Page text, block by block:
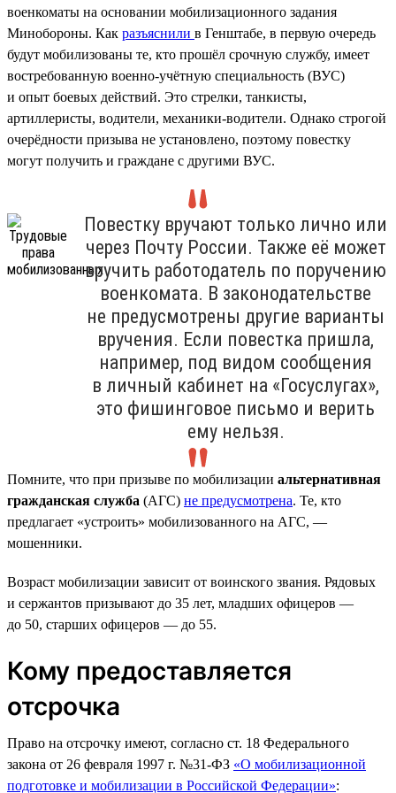
военкоматы на основании мобилизационного задания
Минобороны. Как разъяснили в Генштабе, в первую очередь
будут мобилизованы те, кто прошёл срочную службу, имеет
востребованную военно-учётную специальность (ВУС)
и опыт боевых действий. Это стрелки, танкисты,
артиллеристы, водители, механики-водители. Однако строгой
очерёдности призыва не установлено, поэтому повестку
могут получить и граждане с другими ВУС.
Повестку вручают только лично или
через Почту России. Также её может
вручить работодатель по поручению
военкомата. В законодательстве
не предусмотрены другие варианты
вручения. Если повестка пришла,
например, под видом сообщения
в личный кабинет на «Госуслугах»,
это фишинговое письмо и верить
ему нельзя.
Помните, что при призыве по мобилизации альтернативная
гражданская служба (АГС) не предусмотрена. Те, кто
предлагает «устроить» мобилизованного на АГС, —
мошенники.
Возраст мобилизации зависит от воинского звания. Рядовых
и сержантов призывают до 35 лет, младших офицеров —
до 50, старших офицеров — до 55.
Кому предоставляется
отсрочка
Право на отсрочку имеют, согласно ст. 18 Федерального
закона от 26 февраля 1997 г. №31-ФЗ «О мобилизационной
подготовке и мобилизации в Российской Федерации»: